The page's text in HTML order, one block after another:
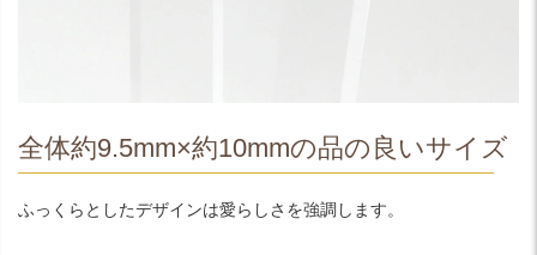
全体約9.5mm×約10mmの品の良いサイズ
ふっくらとしたデザインは愛らしさを強調します。